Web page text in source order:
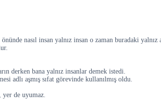
nasıl insan yalnız insan o zaman buradaki yalnız
derken bana yalnız insanlar demek istedi.
adlı aşmış sıfat görevinde kullanılmış oldu.
yer de uyumaz.